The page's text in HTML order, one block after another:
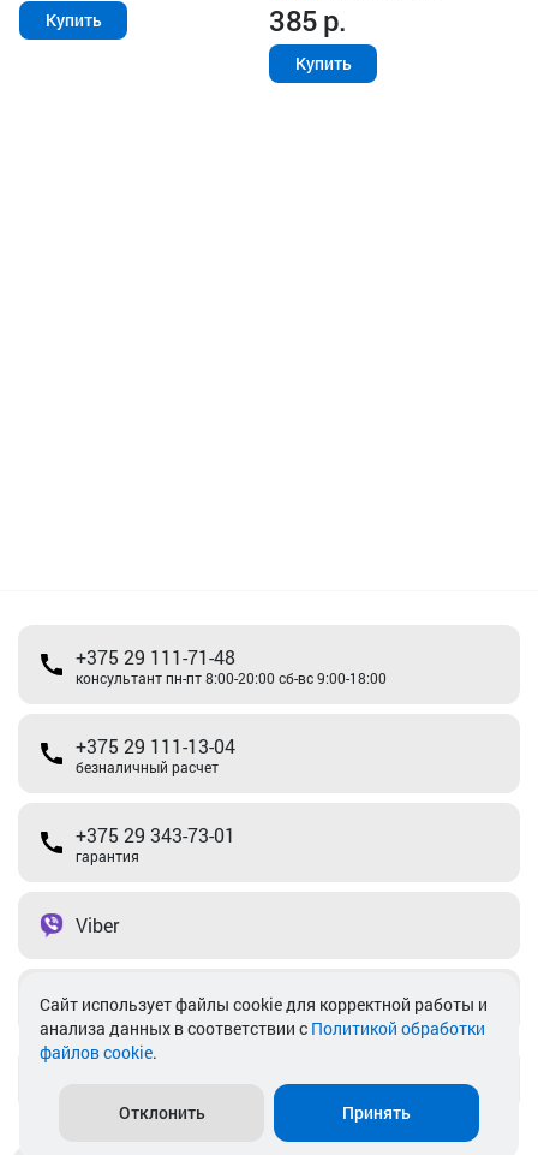
Купить 385р.
Купить
+375 29 111-71-48
консультант пн-пт 8:00-20:00 сб-вс 9:00-18:00
+375 29 111-13-04
безналичный расчет
+375 29 343-73-01
гарантия
Viber
Telegram
Cайт использует файлы cookie для корректной работы и
анализа данных в соответствии с Политикой обработки
файлов cookie.
Отклонить Принять